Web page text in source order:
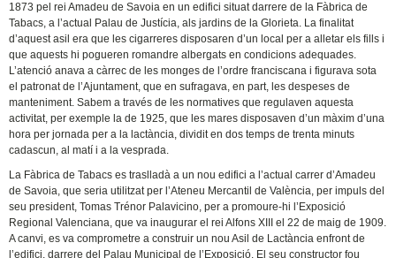
1873 pel rei Amadeu de Savoia en un edifici situat darrere de la Fàbrica de
Tabacs, a l’actual Palau de Justícia, als jardins de la Glorieta. La finalitat
d’aquest asil era que les cigarreres disposaren d’un local per a alletar els fills i
que aquests hi pogueren romandre albergats en condicions adequades.
L’atenció anava a càrrec de les monges de l’ordre franciscana i figurava sota
el patronat de l’Ajuntament, que en sufragava, en part, les despeses de
manteniment. Sabem a través de les normatives que regulaven aquesta
activitat, per exemple la de 1925, que les mares disposaven d’un màxim d’una
hora per jornada per a la lactància, dividit en dos temps de trenta minuts
cadascun, al matí i a la vesprada.
La Fàbrica de Tabacs es traslladà a un nou edifici a l’actual carrer d’Amadeu
de Savoia, que seria utilitzat per l’Ateneu Mercantil de València, per impuls del
seu president, Tomas Trénor Palavicino, per a promoure-hi l’Exposició
Regional Valenciana, que va inaugurar el rei Alfons XIII el 22 de maig de 1909.
A canvi, es va comprometre a construir un nou Asil de Lactància enfront de
l’edifici, darrere del Palau Municipal de l’Exposició. El seu constructor fou